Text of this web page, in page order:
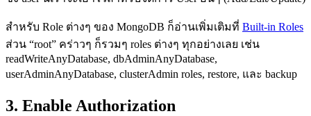
สำหรับ Role ต่างๆ ของ MongoDB ก็อ่านเพิ่มเติมที่ Built-in Roles
ส่วน “root” คร่าวๆ ก็รวมๆ roles ต่างๆ ทุกอย่างเลย เช่น
readWriteAnyDatabase, dbAdminAnyDatabase,
userAdminAnyDatabase, clusterAdmin roles, restore, และ backup
3. Enable Authorization